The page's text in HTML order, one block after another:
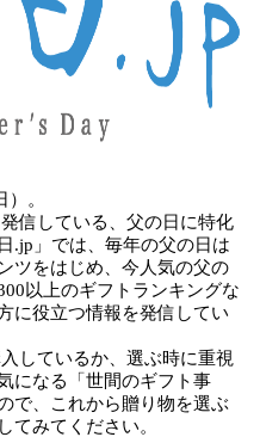
。
信している、父の日に特化
.jp」では、毎年の父の日は
ツをはじめ、今人気の父の
以上のギフトランキングな
に役立つ情報を発信してい
しているか、選ぶ時に重視
になる「世間のギフト事
で、これから贈り物を選ぶ
てみてください。